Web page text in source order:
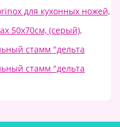
для кухонных ножей,
50х70см, (серый),
стамм "дельта
стамм "дельта